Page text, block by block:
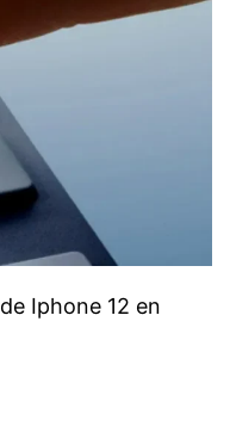
Iphone 12 en